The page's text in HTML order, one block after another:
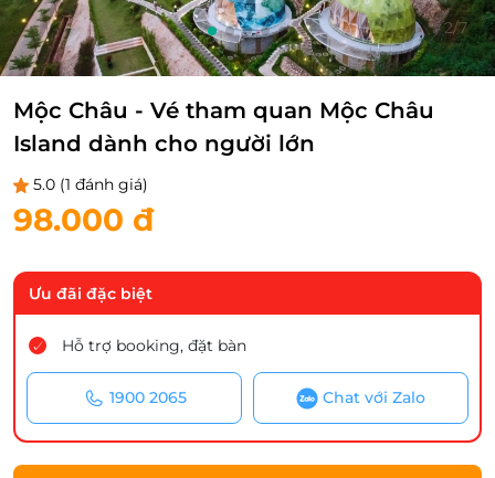
2/7
Mộc Châu - Vé tham quan Mộc Châu
Island dành cho người lớn
5.0 (1 đánh giá)
98.000 đ
Ưu đãi đặc biệt
Hỗ trợ booking, đặt bàn
1900 2065 Chat với Zalo